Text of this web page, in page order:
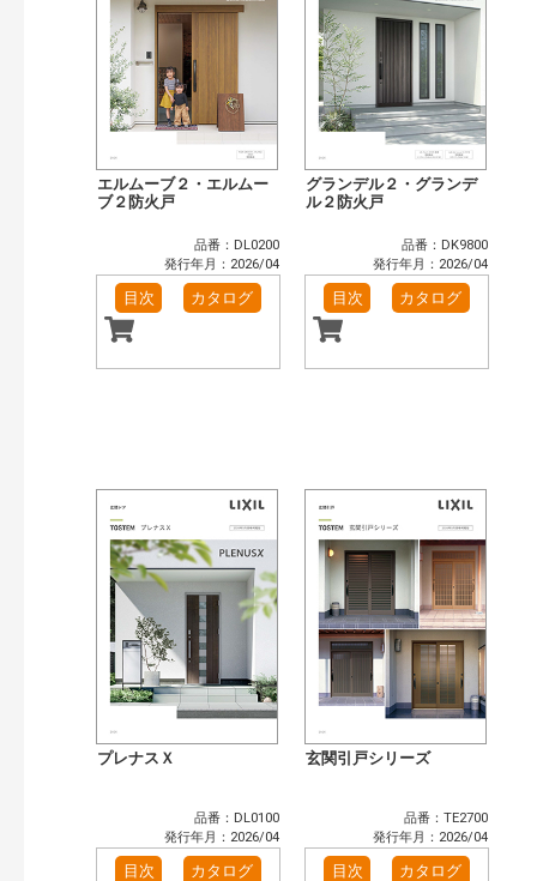
エルムーブ２・エルムー
ブ２防火戸
品番：DL0200
発行年月：2026/04
目次 カタログ
グランデル２・グランデ
ル２防火戸
品番：DK9800
発行年月：2026/04
目次 カタログ
プレナスＸ
品番：DL0100
発行年月：2026/04
目次 カタログ
玄関引戸シリーズ
品番：TE2700
発行年月：2026/04
目次 カタログ